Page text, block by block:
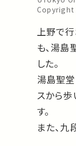
Copyright
上野で
も、湯
した。
湯島聖
スから
す。
また、九